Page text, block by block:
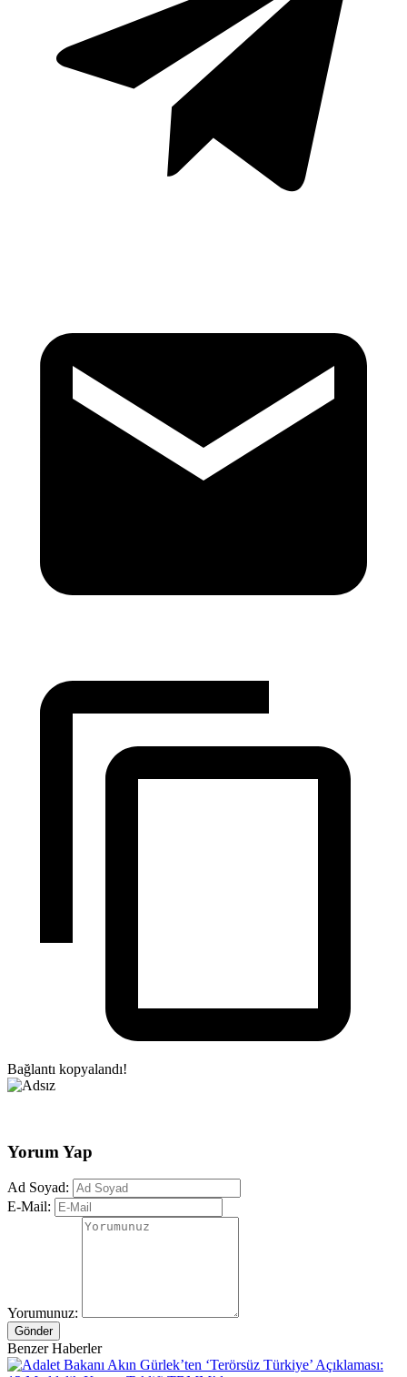
Bağlantı kopyalandı!
Yorum Yap
Ad Soyad:
E-Mail:
Yorumunuz:
Gönder
Benzer Haberler